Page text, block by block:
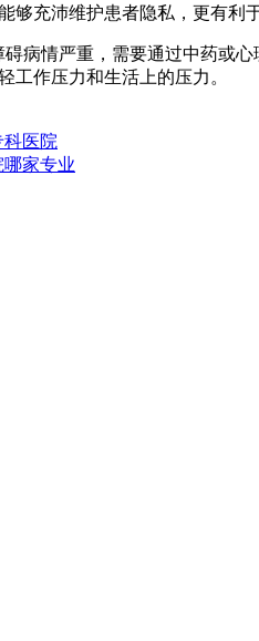
充沛维护患者隐私，更有利
情严重，需要通过中药或
工作压力和生活上的压力。
医院
家专业